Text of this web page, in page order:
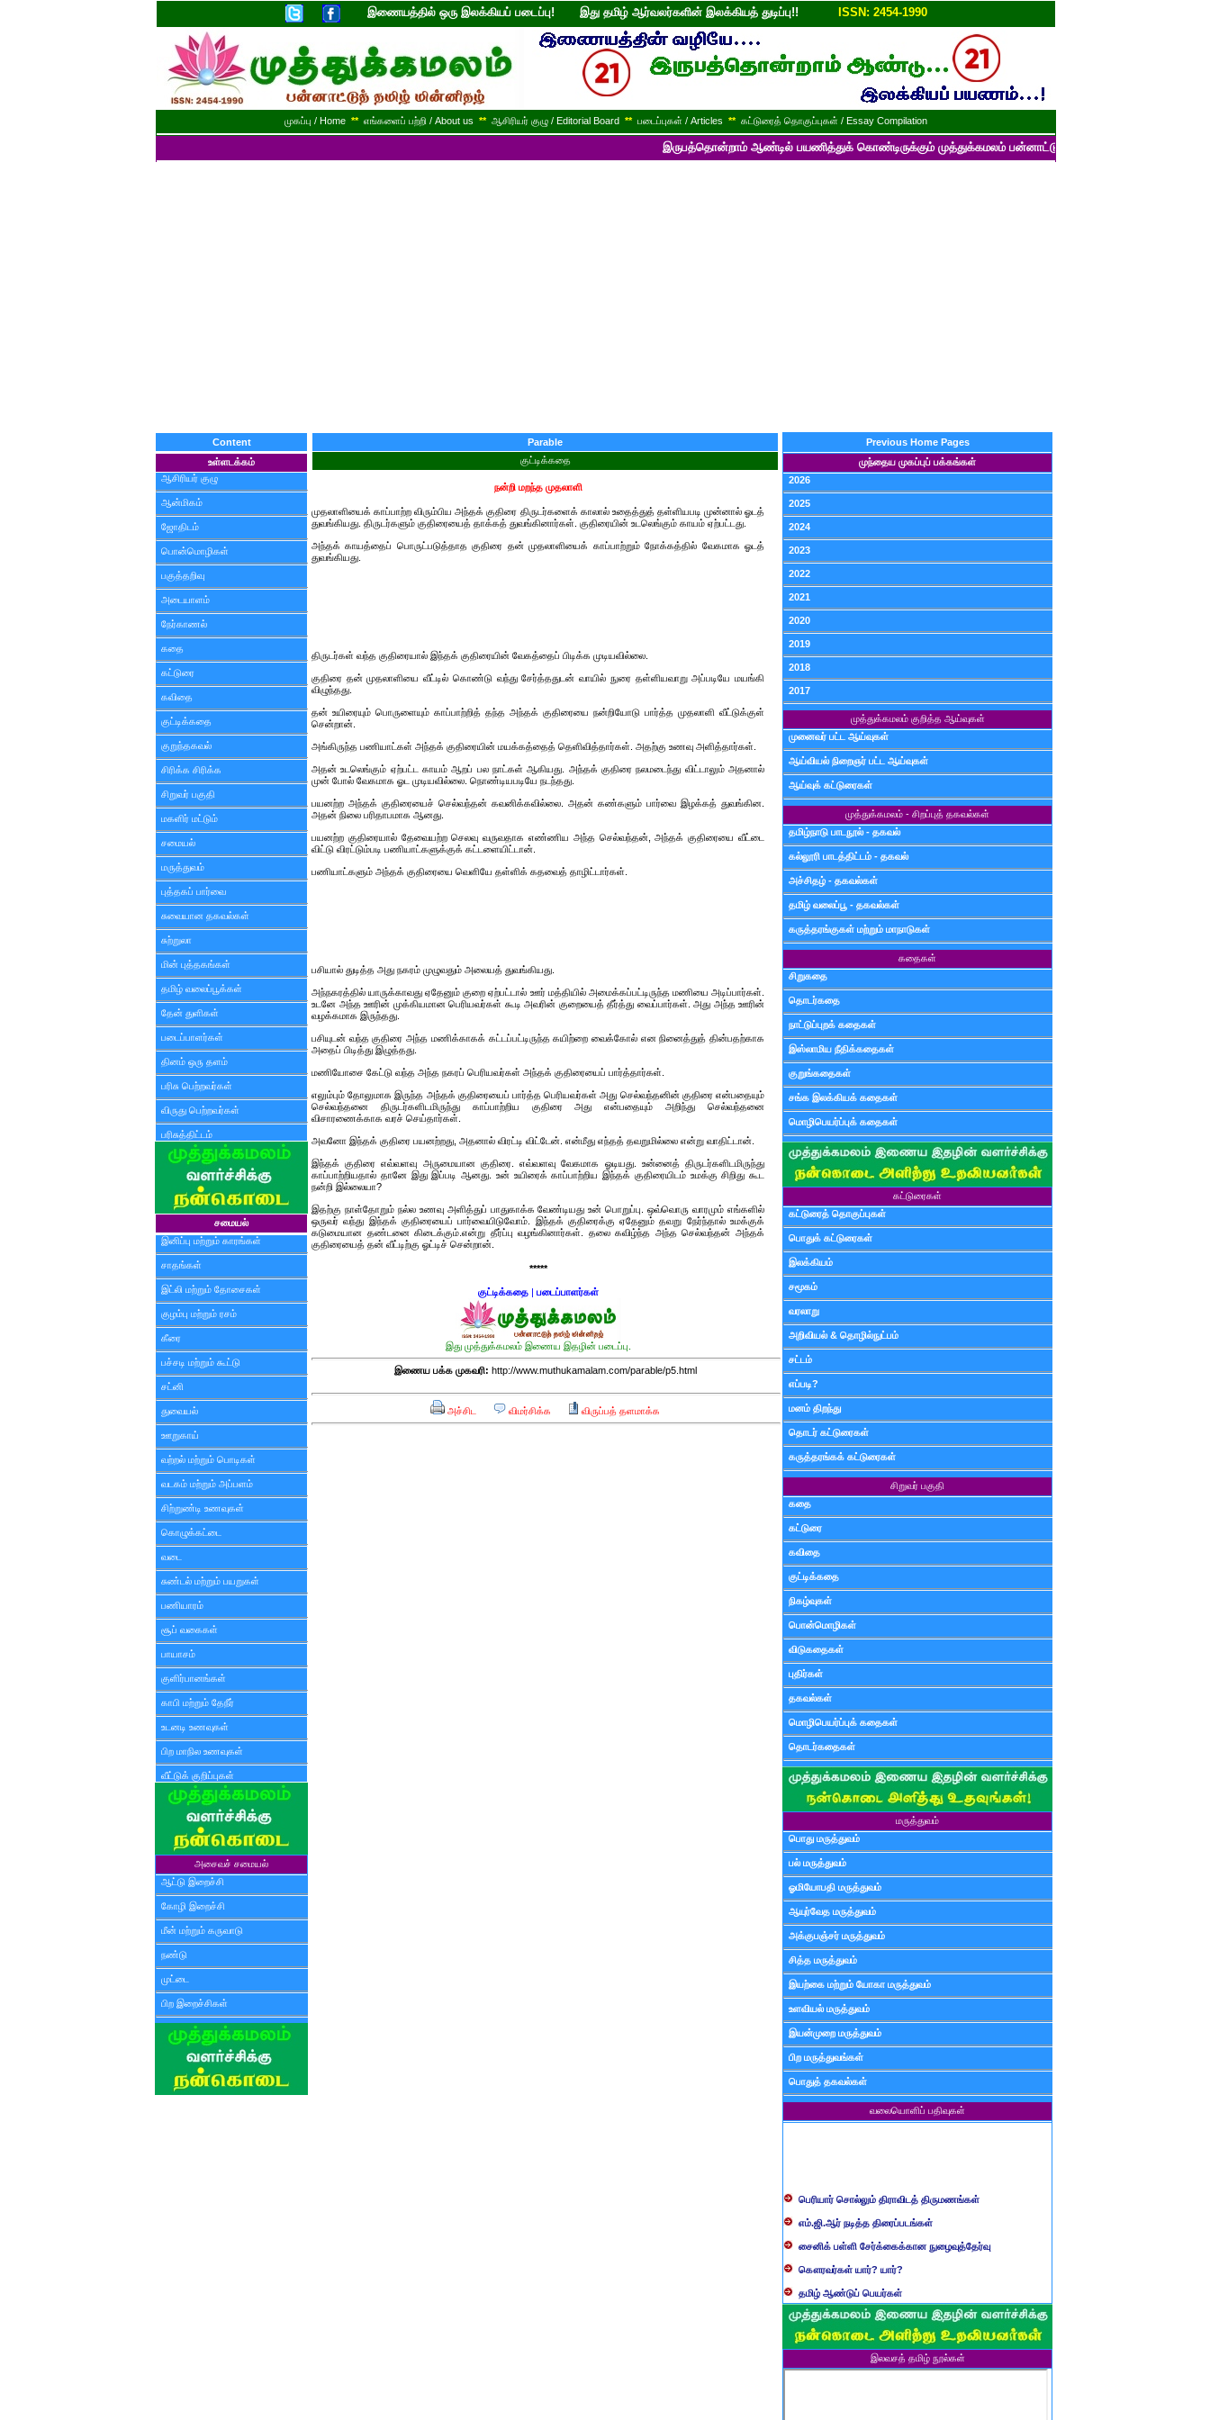
இணையத்தில் ஒரு இலக்கியப் படைப்பு! இது தமிழ் ஆர்வலர்களின் இலக்கியத் துடிப்பு!! ISSN: 2454-1990
முகப்பு / Home ** எங்களைப் பற்றி / About us ** ஆசிரியர் குழு / Editorial Board ** படைப்புகள் / Articles ** கட்டுரைத் தொகுப்புகள் / Essay Compilation
இருபத்தொன்றாம் ஆண்டில் பயணித்துக் கொண்டிருக்கும் முத்துக்கமலம் பன்னாட்டுத் தமிழ் மின்னிதழின் படைப்புகளைப்
Content
உள்ளடக்கம்
ஆசிரியர் குழு
ஆன்மிகம்
ஜோதிடம்
பொன்மொழிகள்
பகுத்தறிவு
அடையாளம்
நேர்காணல்
கதை
கட்டுரை
கவிதை
குட்டிக்கதை
குறுந்தகவல்
சிரிக்க சிரிக்க
சிறுவர் பகுதி
மகளிர் மட்டும்
சமையல்
மருத்துவம்
புத்தகப் பார்வை
சுவையான தகவல்கள்
சுற்றுலா
மின் புத்தகங்கள்
தமிழ் வலைப்பூக்கள்
தேன் துளிகள்
படைப்பாளர்கள்
தினம் ஒரு தளம்
பரிசு பெற்றவர்கள்
விருது பெற்றவர்கள்
பரிசுத்திட்டம்
சமையல்
இனிப்பு மற்றும் காரங்கள்
சாதங்கள்
இட்லி மற்றும் தோசைகள்
குழம்பு மற்றும் ரசம்
கீரை
பச்சடி மற்றும் கூட்டு
சட்னி
துவையல்
ஊறுகாய்
வற்றல் மற்றும் பொடிகள்
வடகம் மற்றும் அப்பளம்
சிற்றுண்டி உணவுகள்
கொழுக்கட்டை
வடை
சுண்டல் மற்றும் பயறுகள்
பணியாரம்
சூப் வகைகள்
பாயாசம்
குளிர்பானங்கள்
காபி மற்றும் தேநீர்
உடனடி உணவுகள்
பிற மாநில உணவுகள்
வீட்டுக் குறிப்புகள்
அசைவச் சமையல்
ஆட்டு இறைச்சி
கோழி இறைச்சி
மீன் மற்றும் கருவாடு
நண்டு
முட்டை
பிற இறைச்சிகள்
Parable
குட்டிக்கதை
நன்றி மறந்த முதலாளி
முதலாளியைக் காப்பாற்ற விரும்பிய அந்தக் குதிரை திருடர்களைக் காலால் உதைத்துத் தள்ளியபடி முன்னால் ஓடத்
துவங்கியது. திருடர்களும் குதிரையைத் தாக்கத் துவங்கினார்கள். குதிரையின் உடலெங்கும் காயம் ஏற்பட்டது.
அந்தக் காயத்தைப் பொருட்படுத்தாத குதிரை தன் முதலாளியைக் காப்பாற்றும் நோக்கத்தில் வேகமாக ஓடத்
துவங்கியது.
திருடர்கள் வந்த குதிரையால் இந்தக் குதிரையின் வேகத்தைப் பிடிக்க முடியவில்லை.
குதிரை தன் முதலாளியை வீட்டில் கொண்டு வந்து சேர்த்ததுடன் வாயில் நுரை தள்ளியவாறு அப்படியே மயங்கி
விழுந்தது.
தன் உயிரையும் பொருளையும் காப்பாற்றித் தந்த அந்தக் குதிரையை நன்றியோடு பார்த்த முதலாளி வீட்டுக்குள்
சென்றான்.
அங்கிருந்த பணியாட்கள் அந்தக் குதிரையின் மயக்கத்தைத் தெளிவித்தார்கள். அதற்கு உணவு அளித்தார்கள்.
அதன் உடலெங்கும் ஏற்பட்ட காயம் ஆறப் பல நாட்கள் ஆகியது. அந்தக் குதிரை நலமடைந்து விட்டாலும் அதனால்
முன் போல் வேகமாக ஓட முடியவில்லை. நொண்டியபடியே நடந்தது.
பயனற்ற அந்தக் குதிரையைச் செல்வந்தன் கவனிக்கவில்லை. அதன் கண்களும் பார்வை இழக்கத் துவங்கின.
அதன் நிலை பரிதாபமாக ஆனது.
பயனற்ற குதிரையால் தேவையற்ற செலவு வருவதாக எண்ணிய அந்த செல்வந்தன், அந்தக் குதிரையை வீட்டை
விட்டு விரட்டும்படி பணியாட்களுக்குக் கட்டளையிட்டான்.
பணியாட்களும் அந்தக் குதிரையை வெளியே தள்ளிக் கதவைத் தாழிட்டார்கள்.
பசியால் துடித்த அது நகரம் முழுவதும் அலையத் துவங்கியது.
அந்நகரத்தில் யாருக்காவது ஏதேனும் குறை ஏற்பட்டால் ஊர் மத்தியில் அமைக்கப்பட்டிருந்த மணியை அடிப்பார்கள்.
உடனே அந்த ஊரின் முக்கியமான பெரியவர்கள் கூடி அவரின் குறையைத் தீர்த்து வைப்பார்கள். அது அந்த ஊரின்
வழக்கமாக இருந்தது.
பசியுடன் வந்த குதிரை அந்த மணிக்காகக் கட்டப்பட்டிருந்த கயிற்றை வைக்கோல் என நினைத்துத் தின்பதற்காக
அதைப் பிடித்து இழுத்தது.
மணியோசை கேட்டு வந்த அந்த நகரப் பெரியவர்கள் அந்தக் குதிரையைப் பார்த்தார்கள்.
எலும்பும் தோலுமாக இருந்த அந்தக் குதிரையைப் பார்த்த பெரியவர்கள் அது செல்வந்தனின் குதிரை என்பதையும்
செல்வந்தனை திருடர்களிடமிருந்து காப்பாற்றிய குதிரை அது என்பதையும் அறிந்து செல்வந்தனை
விசாரணைக்காக வரச் செய்தார்கள்.
அவனோ இந்தக் குதிரை பயனற்றது, அதனால் விரட்டி விட்டேன். என்மீது எந்தத் தவறுமில்லை என்று வாதிட்டான்.
இந்தக் குதிரை எவ்வளவு அருமையான குதிரை. எவ்வளவு வேகமாக ஓடியது. உன்னைத் திருடர்களிடமிருந்து
காப்பாற்றியதால் தானே இது இப்படி ஆனது. உன் உயிரைக் காப்பாற்றிய இந்தக் குதிரையிடம் உமக்கு சிறிது கூட
நன்றி இல்லையா?
இதற்கு நாள்தோறும் நல்ல உணவு அளித்துப் பாதுகாக்க வேண்டியது உன் பொறுப்பு. ஒவ்வொரு வாரமும் எங்களில்
ஒருவர் வந்து இந்தக் குதிரையைப் பார்வையிடுவோம். இந்தக் குதிரைக்கு ஏதேனும் தவறு நேர்ந்தால் உமக்குக்
கடுமையான தண்டனை கிடைக்கும்.என்று தீர்ப்பு வழங்கினார்கள். தலை கவிழ்ந்த அந்த செல்வந்தன் அந்தக்
குதிரையைத் தன் வீட்டிற்கு ஓட்டிச் சென்றான்.
*****
குட்டிக்கதை| படைப்பாளர்கள்
இது முத்துக்கமலம் இணைய இதழின் படைப்பு.
இணைய பக்க முகவரி: http://www.muthukamalam.com/parable/p5.html
அச்சிட விமர்சிக்க விருப்பத் தளமாக்க
Previous Home Pages
முந்தைய முகப்புப் பக்கங்கள்
2026
2025
2024
2023
2022
2021
2020
2019
2018
2017
முத்துக்கமலம் குறித்த ஆய்வுகள்
முனைவர் பட்ட ஆய்வுகள்
ஆய்வியல் நிறைஞர் பட்ட ஆய்வுகள்
ஆய்வுக் கட்டுரைகள்
முத்துக்கமலம் - சிறப்புத் தகவல்கள்
தமிழ்நாடு பாடநூல் - தகவல்
கல்லூரி பாடத்திட்டம் - தகவல்
அச்சிதழ் - தகவல்கள்
தமிழ் வலைப்பூ - தகவல்கள்
கருத்தரங்குகள் மற்றும் மாநாடுகள்
கதைகள்
சிறுகதை
தொடர்கதை
நாட்டுப்புறக் கதைகள்
இஸ்லாமிய நீதிக்கதைகள்
குறுங்கதைகள்
சங்க இலக்கியக் கதைகள்
மொழிபெயர்ப்புக் கதைகள்
கட்டுரைகள்
கட்டுரைத் தொகுப்புகள்
பொதுக் கட்டுரைகள்
இலக்கியம்
சமூகம்
வரலாறு
அறிவியல் & தொழில்நுட்பம்
சட்டம்
எப்படி?
மனம் திறந்து
தொடர் கட்டுரைகள்
கருத்தரங்கக் கட்டுரைகள்
சிறுவர் பகுதி
கதை
கட்டுரை
கவிதை
குட்டிக்கதை
நிகழ்வுகள்
பொன்மொழிகள்
விடுகதைகள்
புதிர்கள்
தகவல்கள்
மொழிபெயர்ப்புக் கதைகள்
தொடர்கதைகள்
மருத்துவம்
பொது மருத்துவம்
பல் மருத்துவம்
ஓமியோபதி மருத்துவம்
ஆயுர்வேத மருத்துவம்
அக்குபஞ்சர் மருத்துவம்
சித்த மருத்துவம்
இயற்கை மற்றும் யோகா மருத்துவம்
உளவியல் மருத்துவம்
இயன்முறை மருத்துவம்
பிற மருத்துவங்கள்
பொதுத் தகவல்கள்
வலையொளிப் பதிவுகள்
எம்.ஜி.ஆர் நடித்த திரைப்படங்கள்
சைனிக் பள்ளி சேர்க்கைக்கான நுழைவுத்தேர்வு
கௌரவர்கள் யார்? யார்?
தமிழ் ஆண்டுப் பெயர்கள்
பிள்ளையார் சுழி வந்தது எப்படி?
வருவது போவது, வந்தால் போகாது, போனால் வராது...?
பண்டைய படைப் பெயர்கள்
ஸ்ரீ அன்னை உணர்த்திய மலர்கள்
இலவசத் தமிழ் நூல்கள்